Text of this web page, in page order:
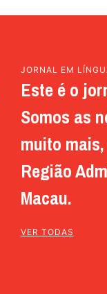
JORNAL EM
Este é o
Somos as
muito
Região
Macau.
VER TODAS